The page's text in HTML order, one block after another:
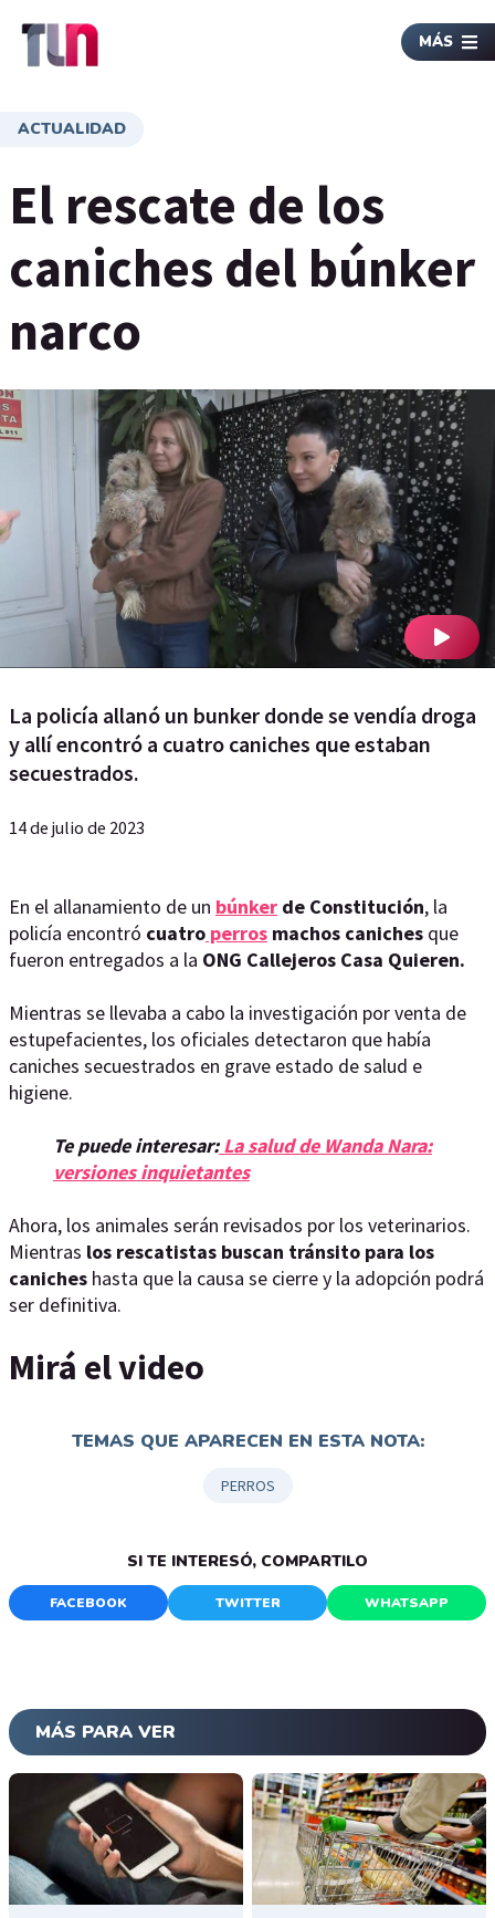
MÁS
ACTUALIDAD
El rescate de los
caniches del búnker
narco
La policía allanó un bunker donde se vendía droga
y allí encontró a cuatro caniches que estaban
secuestrados.
14 de julio de 2023
En el allanamiento de un búnker de Constitución, la
policía encontró cuatro perros machos caniches que
fueron entregados a la ONG Callejeros Casa Quieren.
Mientras se llevaba a cabo la investigación por venta de
estupefacientes, los oficiales detectaron que había
caniches secuestrados en grave estado de salud e
higiene.
Te puede interesar:La salud de Wanda Nara:
versiones inquietantes
Ahora, los animales serán revisados por los veterinarios.
Mientras los rescatistas buscan tránsito para los
caniches hasta que la causa se cierre y la adopción podrá
ser definitiva.
Mirá el video
TEMAS QUE APARECEN EN ESTA NOTA:
PERROS
SI TE INTERESÓ, COMPARTILO
FACEBOOK TWITTER WHATSAPP
MÁS PARA VER